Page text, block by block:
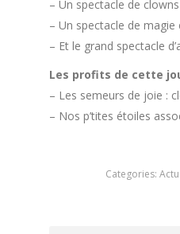
– Un spectacle de
– Un spectacle de
– Et le grand spectacle
Les profits de cette
– Les semeurs de joie :
– Nos p’tites étoiles
Categories: